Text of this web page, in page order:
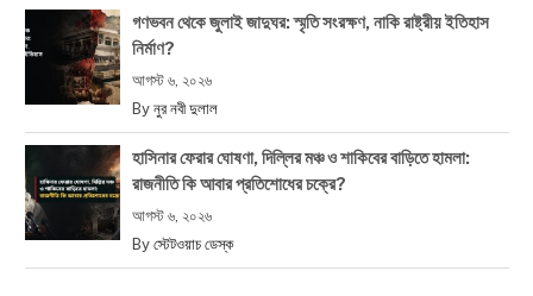
গণভবন থেকে জুলাই জাদুঘর: স্মৃতি সংরক্ষণ, নাকি রাষ্ট্রীয় ইতিহাস
নির্মাণ?
আগস্ট ৬, ২০২৬
By নুর নবী দুলাল
হাসিনার ফেরার ঘোষণা, দিল্লির মঞ্চ ও শাকিবের বাড়িতে হামলা:
রাজনীতি কি আবার প্রতিশোধের চক্রে?
আগস্ট ৬, ২০২৬
By স্টেটওয়াচ ডেস্ক